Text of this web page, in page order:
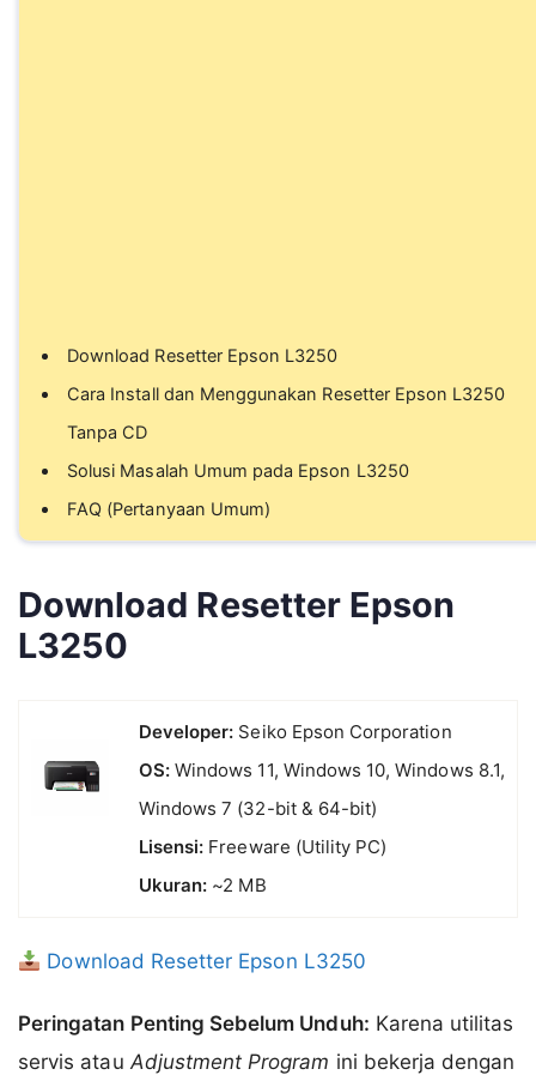
Download Resetter Epson L3250
Cara Install dan Menggunakan Resetter Epson L3250
Tanpa CD
Solusi Masalah Umum pada Epson L3250
FAQ (Pertanyaan Umum)
Download Resetter Epson
L3250
Developer: Seiko Epson Corporation
OS: Windows 11, Windows 10, Windows 8.1,
Windows 7 (32-bit & 64-bit)
Lisensi: Freeware (Utility PC)
Ukuran: ~2 MB
Download Resetter Epson L3250
Peringatan Penting Sebelum Unduh: Karena utilitas
servis atauAdjustment Program ini bekerja dengan